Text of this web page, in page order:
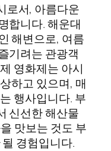
로서, 아름다운
합니다. 해운대
해변으로, 여름
기려는 관광객
영화제는 아시
하고 있으며, 매
행사입니다. 부
신선한 해산물
맛보는 것도 부
경험입니다.